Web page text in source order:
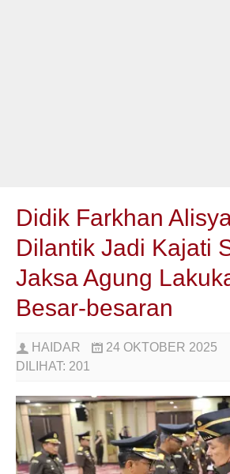
Didik Farkhan
Dilantik Jadi Kajati
Jaksa Agung
Besar-besaran
HAIDAR
24 OKTOBER 2025
DILIHAT: 201